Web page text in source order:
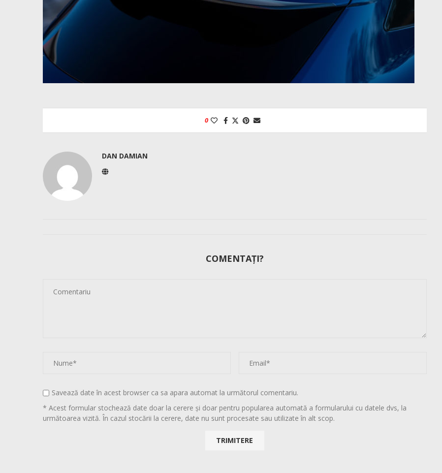
0
DAN DAMIAN
COMENTAȚI?
Savează date în acest browser ca sa apara automat la următorul comentariu.
* Acest formular stochează date doar la cerere și doar pentru popularea automată a formularului cu datele dvs, la
următoarea vizită. În cazul stocării la cerere, date nu sunt procesate sau utilizate în alt scop.